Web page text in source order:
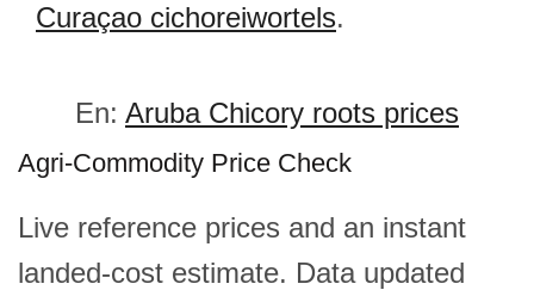
Curaçao cichoreiwortels.
En: Aruba Chicory roots prices
Agri-Commodity Price Check
Live reference prices and an instant
landed-cost estimate. Data updated